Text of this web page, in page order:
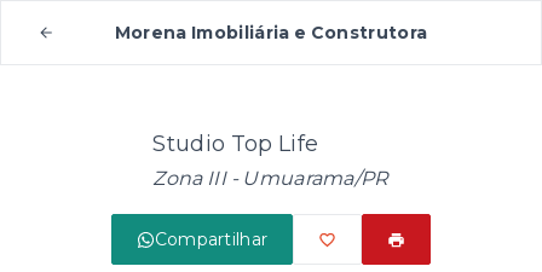
Morena Imobiliária e Construtora
Studio Top Life
Zona III - Umuarama/PR
Compartilhar